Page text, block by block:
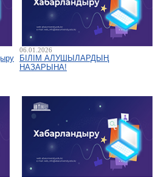
06.01.2026
БІЛІМ АЛУШЫЛАРДЫҢ
НАЗАРЫНА!